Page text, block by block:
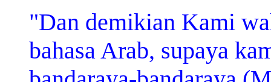
"Dan demikian Kami
bahasa Arab, supaya